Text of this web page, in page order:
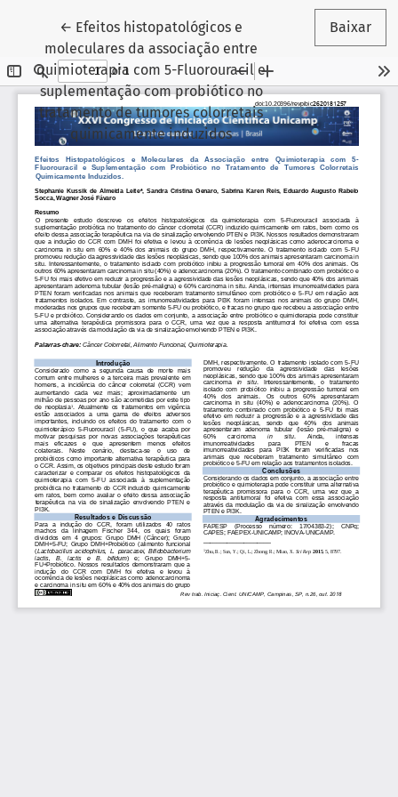
← Voltar aos Detalhes do Artigo
Efeitos histopatológicos e
moleculares da associação entre
quimioterapia com 5-Fluorouracil e
suplementação com probiótico no
tratamento de tumores colorretais
quimicamente induzidos
Baixar